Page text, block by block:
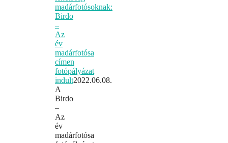
madárfotósoknak:
Birdo
–
Az
év
madárfotósa
címen
fotópályázat
indult2022.06.08.
A
Birdo
–
Az
év
madárfotósa